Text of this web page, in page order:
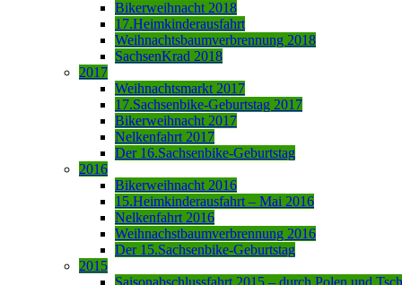
Bikerweihnacht 2018
17.Heimkinderausfahrt
Weihnachtsbaumverbrennung 2018
SachsenKrad 2018
2017
Weihnachtsmarkt 2017
17.Sachsenbike-Geburtstag 2017
Bikerweihnacht 2017
Nelkenfahrt 2017
Der 16.Sachsenbike-Geburtstag
2016
Bikerweihnacht 2016
15.Heimkinderausfahrt – Mai 2016
Nelkenfahrt 2016
Weihnachstbaumverbrennung 2016
Der 15.Sachsenbike-Geburtstag
2015
Saisonabschlussfahrt 2015 – durch Polen und